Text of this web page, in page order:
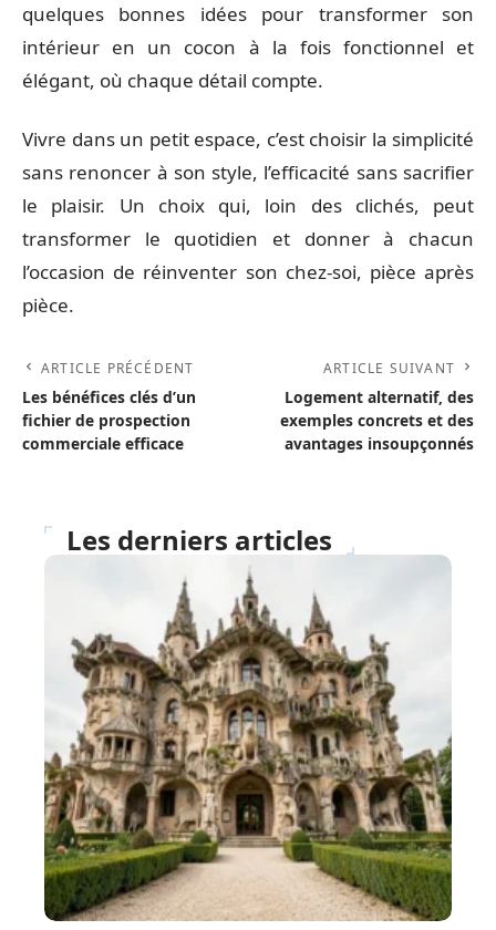
quelques bonnes idées pour transformer son
intérieur en un cocon à la fois fonctionnel et
élégant, où chaque détail compte.
Vivre dans un petit espace, c’est choisir la simplicité
sans renoncer à son style, l’efficacité sans sacrifier
le plaisir. Un choix qui, loin des clichés, peut
transformer le quotidien et donner à chacun
l’occasion de réinventer son chez-soi, pièce après
pièce.
ARTICLE PRÉCÉDENT
Les bénéfices clés d’un
fichier de prospection
commerciale efficace
ARTICLE SUIVANT
Logement alternatif, des
exemples concrets et des
avantages insoupçonnés
Les derniers articles